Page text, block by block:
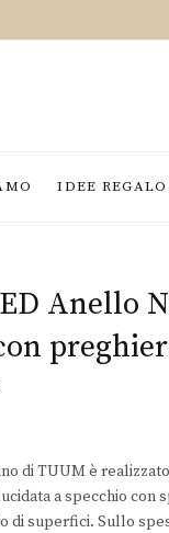
IDEE REGALO
Anello
Il
è:
€83,40.
di TUUM è
a specchio con
di superfici. Sullo